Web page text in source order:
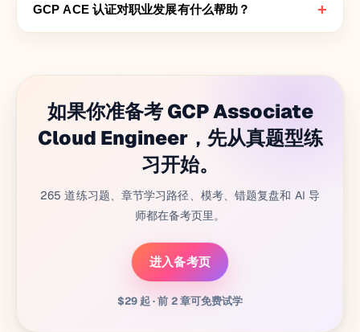
GCP ACE 认证对职业发展有什么帮助？ +
如果你准备考 GCP Associate
Cloud Engineer，先从真题型练
习开始。
265 道练习题、章节学习路径、模考、错题复盘和 AI 导
师都在备考页里。
进入备考页
$29 起 · 前 2 章可免费试学